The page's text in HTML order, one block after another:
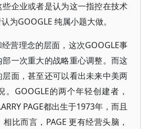
企业或者是认为这一指控在技术
为GOOGLE 纯属小题大做。
营理念的层面，这次GOOGLE事
一次重大的战略重心调整。而这
面，甚至还可以看出未来中美两
。GOOGLE的两个年轻创建者，
PAGE都出生于1973年，而且
比而言，PAGE 更有经营头脑，